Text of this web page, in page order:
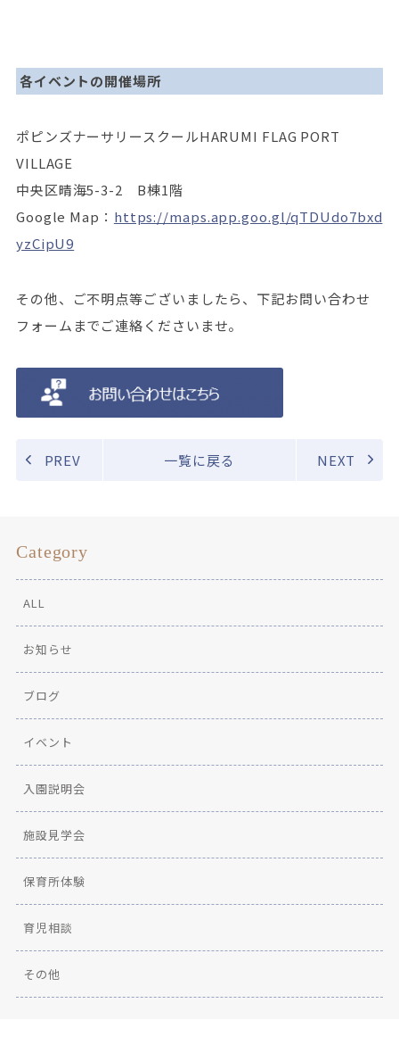
各イベントの開催場所
ポピンズナーサリースクールHARUMI FLAG PORT
VILLAGE
中央区晴海5-3-2 B棟1階
Google Map： https://maps.app.goo.gl/qTDUdo7bxd
yzCipU9
その他、ご不明点等ございましたら、下記お問い合わせ
フォームまでご連絡くださいませ。
PREV 一覧に戻る NEXT
Category
ALL
お知らせ
ブログ
イベント
入園説明会
施設見学会
保育所体験
育児相談
その他